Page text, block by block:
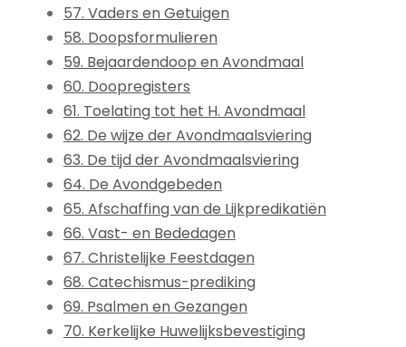
57. Vaders en Getuigen
58. Doopsformulieren
59. Bejaardendoop en Avondmaal
60. Doopregisters
61. Toelating tot het H. Avondmaal
62. De wijze der Avondmaalsviering
63. De tijd der Avondmaalsviering
64. De Avondgebeden
65. Afschaffing van de Lijkpredikatiën
66. Vast- en Bededagen
67. Christelijke Feestdagen
68. Catechismus-prediking
69. Psalmen en Gezangen
70. Kerkelijke Huwelijksbevestiging